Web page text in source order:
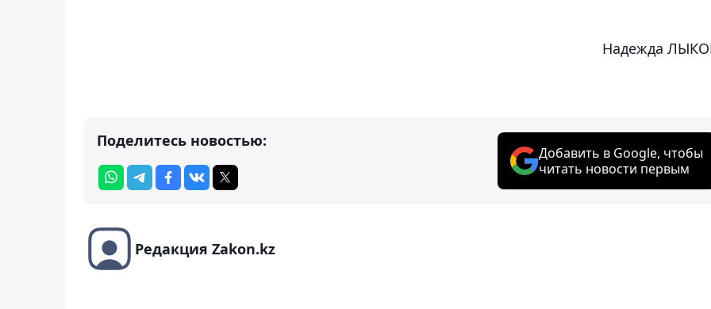
Надежда
Поделитесь новостью:
Добавить в Google, чтобы
читать новости первым
Редакция Zakon.kz